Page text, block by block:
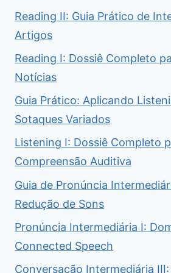
Reading II: Guia Prático de
Artigos
Reading I: Dossiê Completo
Notícias
Guia Prático: Aplicando
Sotaques Variados
Listening I: Dossiê Completo
Compreensão Auditiva
Guia de Pronúncia
Redução de Sons
Pronúncia Intermediária I:
Connected Speech
Conversação Intermediária